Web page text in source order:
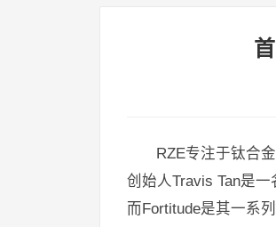
RZE专注于钛合
创始人Travis Tan是
而Fortitude是其一系